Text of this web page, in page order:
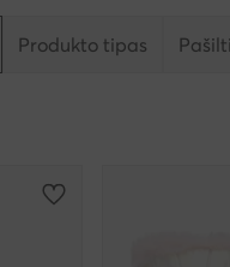
Produkto tipas